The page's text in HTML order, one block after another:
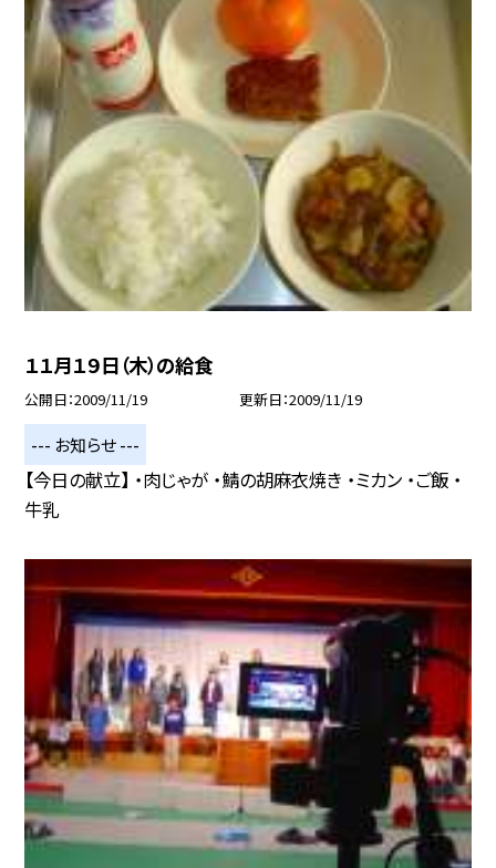
１１月１９日（木）の給食
公開日 2009/11/19 更新日 2009/11/19
--- お知らせ ---
【今日の献立】 ・肉じゃが ・鯖の胡麻衣焼き ・ミカン ・ご飯 ・
牛乳